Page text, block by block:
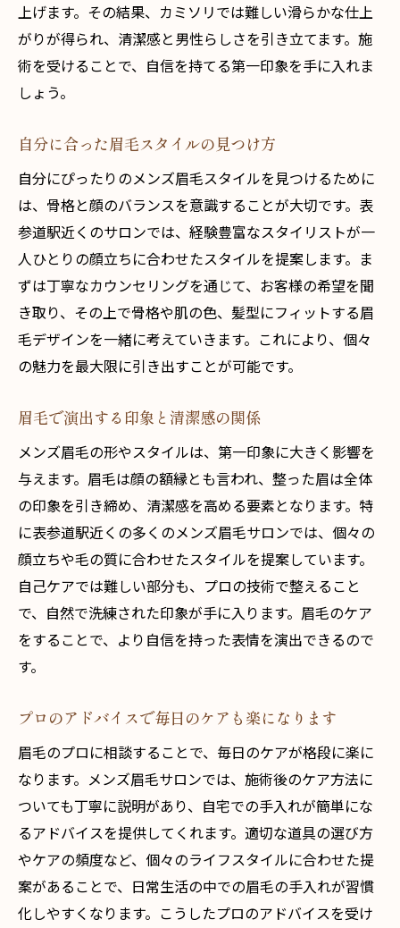
上げます。その結果、カミソリでは難しい滑らかな仕上
がりが得られ、清潔感と男性らしさを引き立てます。施
術を受けることで、自信を持てる第一印象を手に入れま
しょう。
自分に合った眉毛スタイルの見つけ方
自分にぴったりのメンズ眉毛スタイルを見つけるために
は、骨格と顔のバランスを意識することが大切です。表
参道駅近くのサロンでは、経験豊富なスタイリストが一
人ひとりの顔立ちに合わせたスタイルを提案します。ま
ずは丁寧なカウンセリングを通じて、お客様の希望を聞
き取り、その上で骨格や肌の色、髪型にフィットする眉
毛デザインを一緒に考えていきます。これにより、個々
の魅力を最大限に引き出すことが可能です。
眉毛で演出する印象と清潔感の関係
メンズ眉毛の形やスタイルは、第一印象に大きく影響を
与えます。眉毛は顔の額縁とも言われ、整った眉は全体
の印象を引き締め、清潔感を高める要素となります。特
に表参道駅近くの多くのメンズ眉毛サロンでは、個々の
顔立ちや毛の質に合わせたスタイルを提案しています。
自己ケアでは難しい部分も、プロの技術で整えること
で、自然で洗練された印象が手に入ります。眉毛のケア
をすることで、より自信を持った表情を演出できるので
す。
プロのアドバイスで毎日のケアも楽になります
眉毛のプロに相談することで、毎日のケアが格段に楽に
なります。メンズ眉毛サロンでは、施術後のケア方法に
ついても丁寧に説明があり、自宅での手入れが簡単にな
るアドバイスを提供してくれます。適切な道具の選び方
やケアの頻度など、個々のライフスタイルに合わせた提
案があることで、日常生活の中での眉毛の手入れが習慣
化しやすくなります。こうしたプロのアドバイスを受け